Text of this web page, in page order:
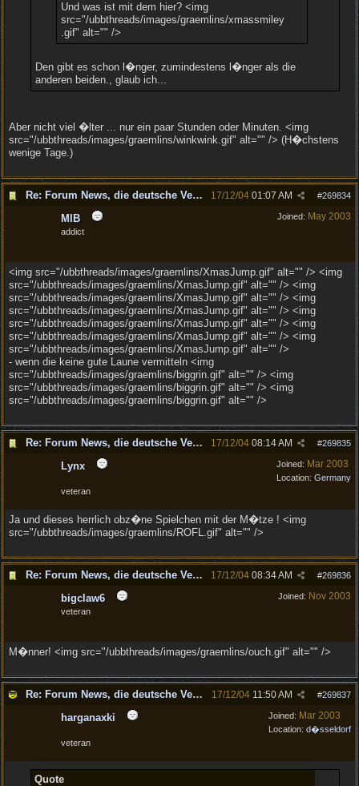
Und was ist mit dem hier? <img
src="/ubbthreads/images/graemlins/xmassmiley
.gif" alt="" />
Den gibt es schon l�nger, zumindestens l�nger als die
anderen beiden., glaub ich...
Aber nicht viel �lter ... nur ein paar Stunden oder Minuten. <img
src="/ubbthreads/images/graemlins/winkwink.gif" alt="" /> (H�chstens
wenige Tage.)
Re: Forum News, die deutsche Version. #269834
17/12/04 01:07 AM
Joined: May 2003
MIB
addict
<img src="/ubbthreads/images/graemlins/XmasJump.gif" alt="" /> <img
src="/ubbthreads/images/graemlins/XmasJump.gif" alt="" /> <img
src="/ubbthreads/images/graemlins/XmasJump.gif" alt="" /> <img
src="/ubbthreads/images/graemlins/XmasJump.gif" alt="" /> <img
src="/ubbthreads/images/graemlins/XmasJump.gif" alt="" /> <img
src="/ubbthreads/images/graemlins/XmasJump.gif" alt="" /> <img
src="/ubbthreads/images/graemlins/XmasJump.gif" alt="" />
- wenn die keine gute Laune vermitteln <img
src="/ubbthreads/images/graemlins/biggrin.gif" alt="" /> <img
src="/ubbthreads/images/graemlins/biggrin.gif" alt="" /> <img
src="/ubbthreads/images/graemlins/biggrin.gif" alt="" />
Re: Forum News, die deutsche Version. #269835
17/12/04 08:14 AM
Joined: Mar 2003
Location: Germany
Lynx
veteran
Ja und dieses herrlich obz�ne Spielchen mit der M�tze ! <img
src="/ubbthreads/images/graemlins/ROFL.gif" alt="" />
Re: Forum News, die deutsche Version. #269836
17/12/04 08:34 AM
Joined: Nov 2003
bigclaw6
veteran
M�nner! <img src="/ubbthreads/images/graemlins/ouch.gif" alt="" />
Re: Forum News, die deutsche Version. #269837
17/12/04 11:50 AM
Joined: Mar 2003
Location: d�sseldorf
harganaxki
veteran
Quote